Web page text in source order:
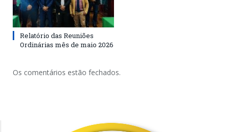
Relatório das Reuniões
Ordinárias mês de maio 2026
Os comentários estão fechados.